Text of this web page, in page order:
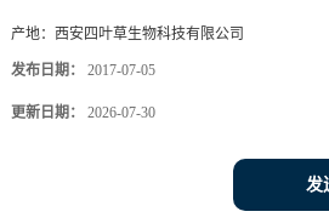
产地： 西安四叶草生物科技有限公司
发布日期： 2017-07-05
更新日期： 2026-07-30
发